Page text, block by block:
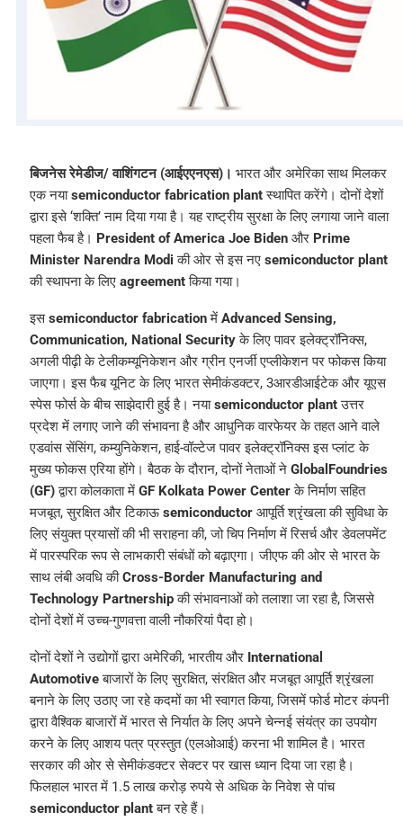
बिजनेस रेमेडीज/ वाशिंगटन (आईएएनएस)। भारत और अमेरिका साथ मिलकर
एक नयाsemiconductor fabrication plantस्थापित करेंगे। दोनों देशों
द्वारा इसे ‘शक्ति’ नाम दिया गया है। यह राष्ट्रीय सुरक्षा के लिए लगाया जाने वाला
पहला फैब है। President of America Joe Biden और Prime
Minister Narendra Modi की ओर से इस नए semiconductor plant
की स्थापना के लिए agreementकिया गया।
इसsemiconductor fabricationमें Advanced Sensing,
Communication, National Securityके लिए पावर इलेक्ट्रॉनिक्स,
अगली पीढ़ी के टेलीकम्यूनिकेशन और ग्रीन एनर्जी एप्लीकेशन पर फोकस किया
जाएगा। इस फैब यूनिट के लिए भारत सेमीकंडक्टर, 3आरडीआईटेक और यूएस
स्पेस फोर्स के बीच साझेदारी हुई है। नयाsemiconductor plantउत्तर
प्रदेश में लगाए जाने की संभावना है और आधुनिक वारफेयर के तहत आने वाले
एडवांस सेंसिंग, कम्युनिकेशन, हाई-वॉल्टेज पावर इलेक्ट्रॉनिक्स इस प्लांट के
मुख्य फोकस एरिया होंगे। बैठक के दौरान, दोनों नेताओं ने GlobalFoundries
(GF)द्वारा कोलकाता में GF Kolkata Power Centerके निर्माण सहित
मजबूत, सुरक्षित और टिकाऊsemiconductorआपूर्ति श्रृंखला की सुविधा के
लिए संयुक्त प्रयासों की भी सराहना की, जो चिप निर्माण में रिसर्च और डेवलपमेंट
में पारस्परिक रूप से लाभकारी संबंधों को बढ़ाएगा। जीएफ की ओर से भारत के
साथ लंबी अवधि कीCross-Border Manufacturing and
Technology Partnershipकी संभावनाओं को तलाशा जा रहा है, जिससे
दोनों देशों में उच्च-गुणवत्ता वाली नौकरियां पैदा हो।
दोनों देशों ने उद्योगों द्वारा अमेरिकी, भारतीय और International
Automotiveबाजारों के लिए सुरक्षित, संरक्षित और मजबूत आपूर्ति श्रृंखला
बनाने के लिए उठाए जा रहे कदमों का भी स्वागत किया, जिसमें फोर्ड मोटर कंपनी
द्वारा वैश्विक बाजारों में भारत से निर्यात के लिए अपने चेन्नई संयंत्र का उपयोग
करने के लिए आशय पत्र प्रस्तुत (एलओआई) करना भी शामिल है। भारत
सरकार की ओर से सेमीकंडक्टर सेक्टर पर खास ध्यान दिया जा रहा है।
फिलहाल भारत में 1.5 लाख करोड़ रुपये से अधिक के निवेश से पांच
semiconductor plantबन रहे हैं।